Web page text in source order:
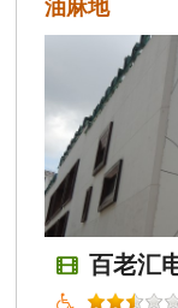
油麻地
百老汇